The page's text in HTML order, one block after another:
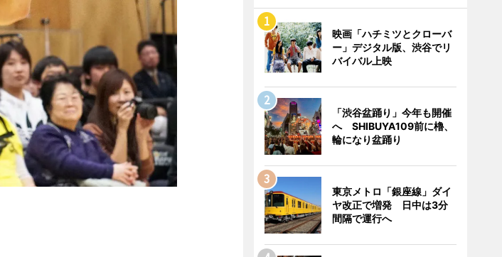
映画「ハチミツとクローバ
ー」デジタル版、渋谷でリ
バイバル上映
「渋谷盆踊り」今年も開催
へ SHIBUYA109前に櫓、
輪になり盆踊り
東京メトロ「銀座線」ダイ
ヤ改正で増発 日中は3分
間隔で運行へ